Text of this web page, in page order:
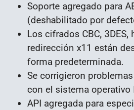
Soporte agregado para
(deshabilitado por
Los cifrados CBC, 3DES,
redirección x11 están
forma predeterminada.
Se corrigieron
con el sistema operativo
API agregada para